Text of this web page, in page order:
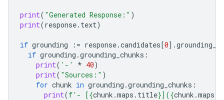
print( "Generated Response:" )
print(response. text)
if grounding := response.candidates[0] .
if grounding .grounding_chunks :
print( '-' * 40)
print( "Sources:" )
for chunk in grounding .grounding_chunks :
print(f'- [{chunk .maps . title}]({chunk .maps